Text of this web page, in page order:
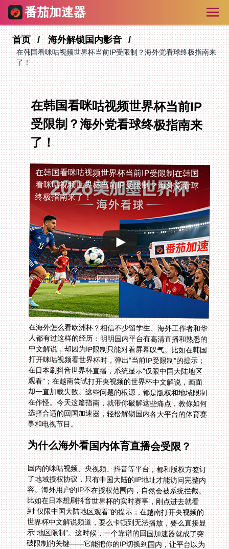
番茄加速器
首页 海外解锁国内影音
在韩国看咪咕视频世界杯当前IP受限制？海外党看球终极指南来
了！
在韩国看咪咕视频世界杯当前IP
受限制？海外党看球终极指南来
了！
在韩国看咪咕视频世界杯当前IP受限制在韩国
看咪咕视频世界杯当前IP受限制？海外党看球
终极指南来了！
在海外怎么看欧洲杯？相信不少留学生、海外工作者和华
人都有过这样的经历：明明国内平台有高清直播和熟悉的
中文解说，却因为IP限制只能对着屏幕叹气。比如在韩国
打开咪咕视频看世界杯时，弹出“当前IP受限制”的提示；
在日本刷抖音世界杯直播，系统显示“仅限中国大陆地区
观看”；在越南尝试打开央视频的世界杯中文解说，画面
却一直加载失败。这些问题的根源，都是版权和地域限制
在作怪。今天这篇指南，就带你破解这些痛点，教你如何
选择合适的回国加速器，轻松解锁国内各大平台的体育赛
事和电视节目。
为什么海外看国内体育直播会受限？
国内的咪咕视频、央视频、抖音等平台，都和版权方签订
了地域授权协议，只有中国大陆的IP地址才能访问完整内
容。海外用户的IP不在授权范围内，自然会被系统拦截。
比如在日本想刷抖音世界杯的实时赛事，刚点进去就看
到“仅限中国大陆地区观看”的提示；在越南打开央视频的
世界杯中文解说频道，要么卡顿到无法播放，要么直接显
示“地区限制”。这时候，一个靠谱的回国加速器就成了突
破限制的关键——它能把你的IP切换到国内，让平台以为